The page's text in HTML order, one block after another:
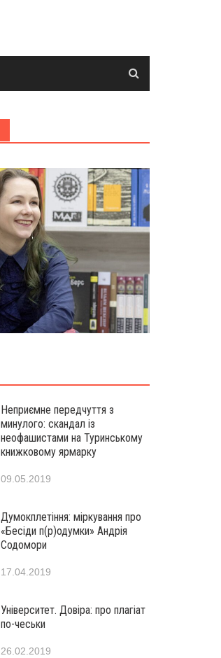
Неприємне передчуття з
минулого: скандал із
неофашистами на Туринському
книжковому ярмарку
09.05.2019
Думокплетіння: міркування про
«Бесіди п(р)одумки» Андрія
Содомори
17.04.2019
Університет. Довіра: про плагіат
по-чеськи
26.02.2019